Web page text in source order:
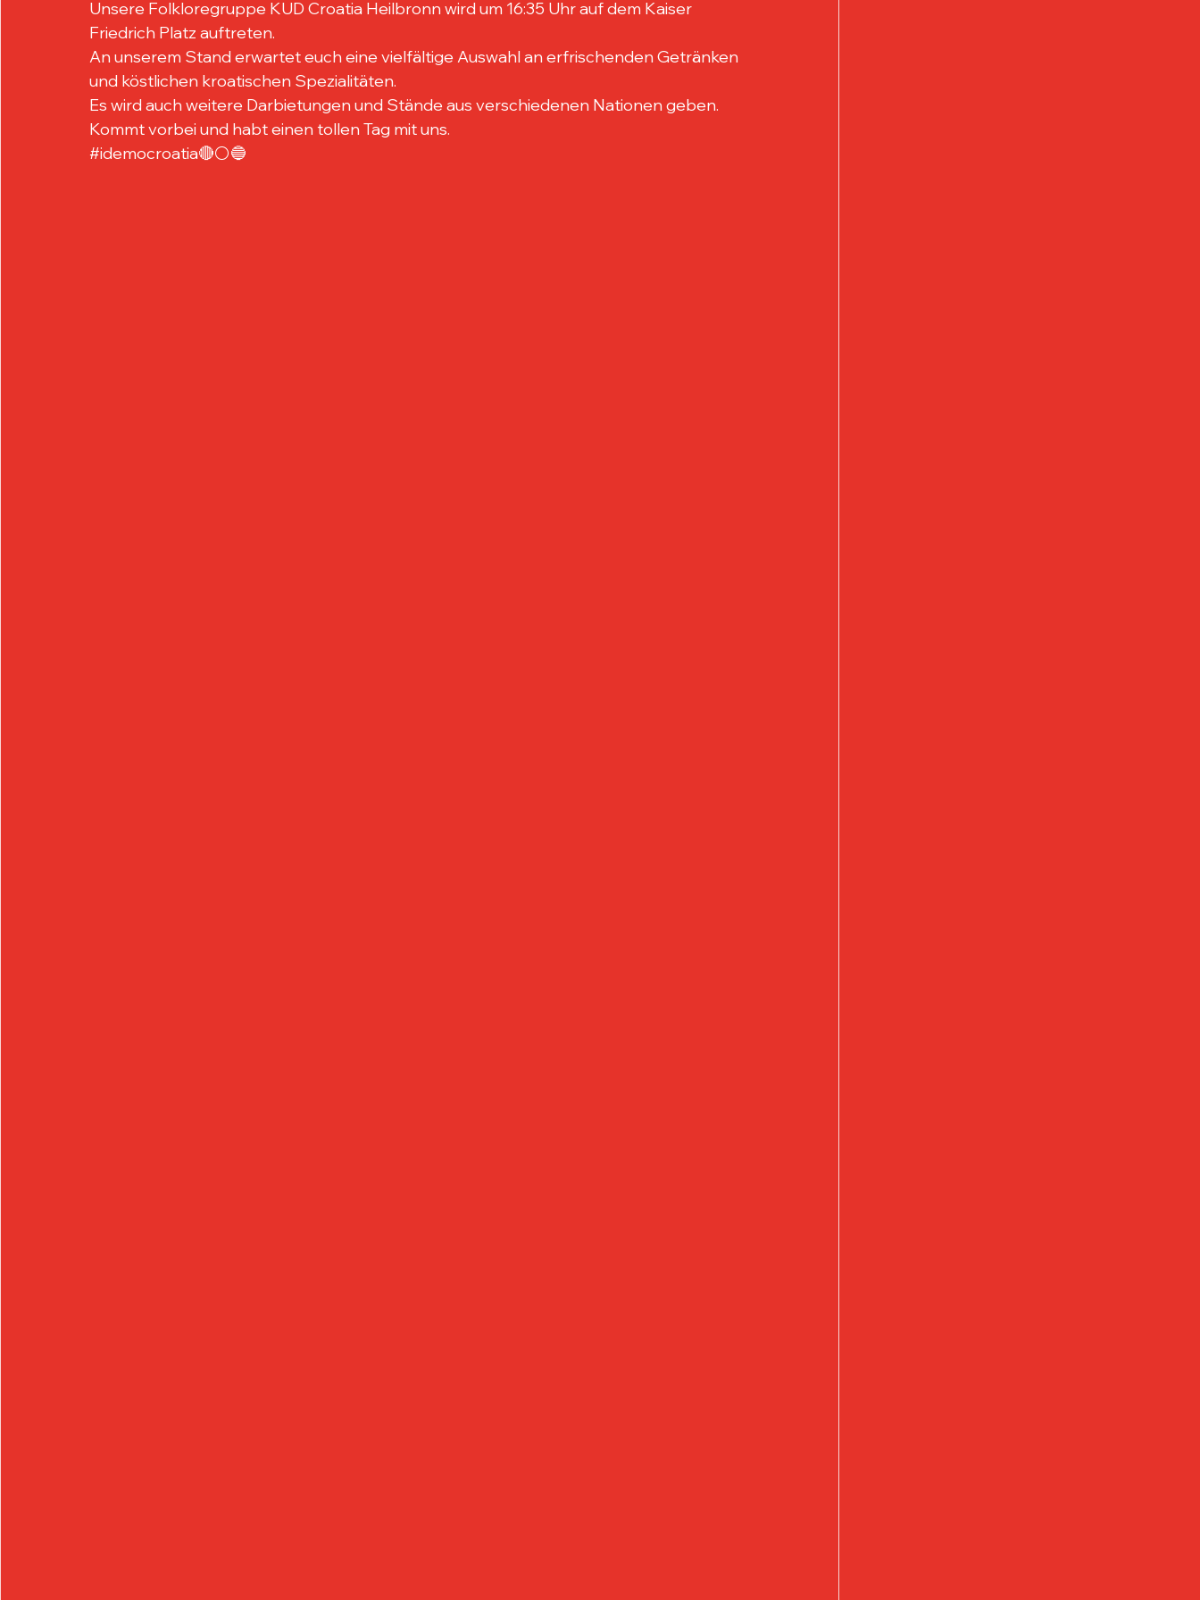
Unsere Folkloregruppe KUD Croatia Heilbronn wird um 16:35 Uhr auf dem Kaiser
Friedrich Platz auftreten.
An unserem Stand erwartet euch eine vielfältige Auswahl an erfrischenden Getränken
und köstlichen kroatischen Spezialitäten.
Es wird auch weitere Darbietungen und Stände aus verschiedenen Nationen geben.
Kommt vorbei und habt einen tollen Tag mit uns.
#idemocroatia🔴⚪️🔵